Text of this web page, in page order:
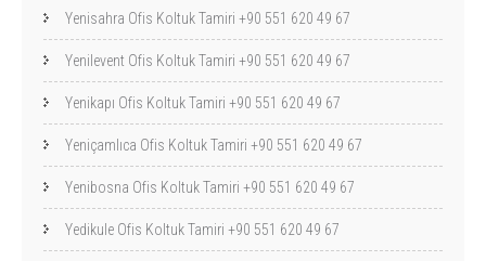
Yenisahra Ofis Koltuk Tamiri +90 551 620 49 67
Yenilevent Ofis Koltuk Tamiri +90 551 620 49 67
Yenikapı Ofis Koltuk Tamiri +90 551 620 49 67
Yeniçamlıca Ofis Koltuk Tamiri +90 551 620 49 67
Yenibosna Ofis Koltuk Tamiri +90 551 620 49 67
Yedikule Ofis Koltuk Tamiri +90 551 620 49 67